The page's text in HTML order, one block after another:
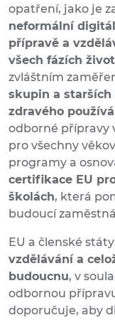
opatření, jako je
neformální
přípravě a
všech fázích
zvláštním
skupin a starších
zdravého
odborné přípravy
pro všechny
programy a
certifikace EU
školách, která
budoucí
EU a členské
vzdělávání a
budoucnu, v
odbornou
doporučuje, aby